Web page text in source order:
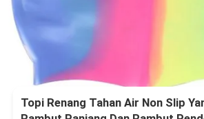
Topi Renang Tahan Air Non Slip